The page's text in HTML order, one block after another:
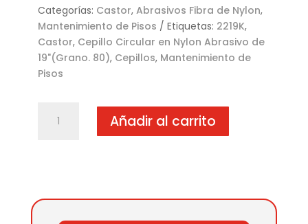
Categorías: Castor, Abrasivos Fibra de Nylon,
Mantenimiento de Pisos
Etiquetas: 2219K,
Castor, Cepillo Circular en Nylon Abrasivo de
19"(Grano. 80), Cepillos, Mantenimiento de
Pisos
Circular
19"
(Grano.
Añadir al carrito